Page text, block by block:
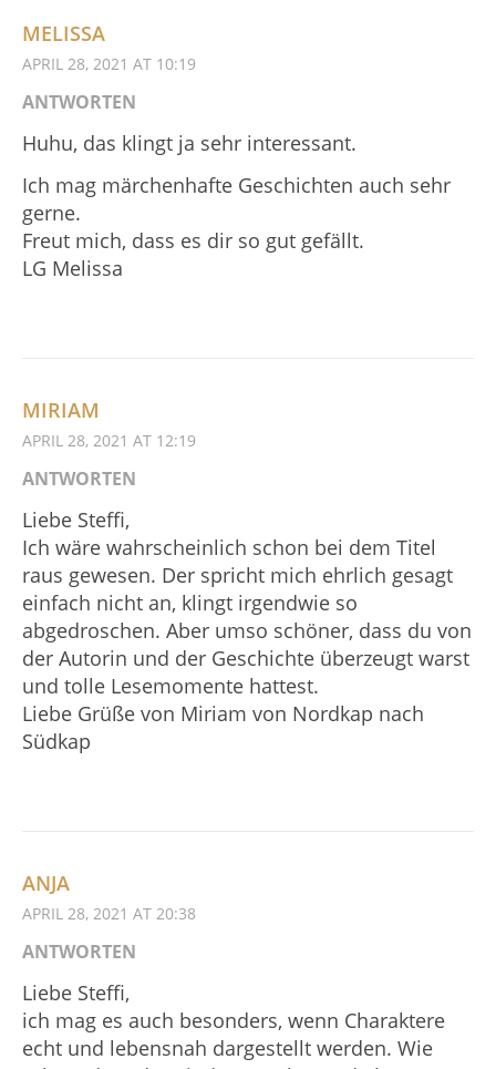
MELISSA
APRIL 28, 2021 AT 10:19
ANTWORTEN
Huhu, das klingt ja sehr interessant.
Ich mag märchenhafte Geschichten auch sehr
gerne.
Freut mich, dass es dir so gut gefällt.
LG Melissa
MIRIAM
APRIL 28, 2021 AT 12:19
ANTWORTEN
Liebe Steffi,
Ich wäre wahrscheinlich schon bei dem Titel
raus gewesen. Der spricht mich ehrlich gesagt
einfach nicht an, klingt irgendwie so
abgedroschen. Aber umso schöner, dass du von
der Autorin und der Geschichte überzeugt warst
und tolle Lesemomente hattest.
Liebe Grüße von Miriam von Nordkap nach
Südkap
ANJA
APRIL 28, 2021 AT 20:38
ANTWORTEN
Liebe Steffi,
ich mag es auch besonders, wenn Charaktere
echt und lebensnah dargestellt werden. Wie